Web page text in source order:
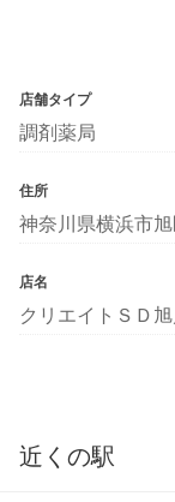
店舗タイプ
調剤薬局
住所
神奈川県横浜市
店名
クリエイトＳＤ
近くの駅